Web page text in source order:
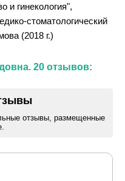
и гинекология",
стоматологический
(2018 г.)
20 отзывов:
отзывы, размещенные